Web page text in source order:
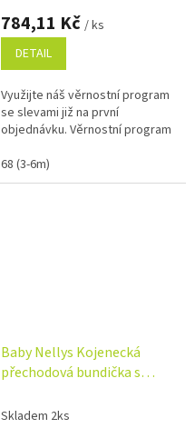
784,11 Kč / ks
DETAIL
Využijte náš věrnostní program
se slevami již na první
objednávku. Věrnostní program
68 (3-6m)
Baby Nellys Kojenecká
přechodová bundička s
Skladem 2ks